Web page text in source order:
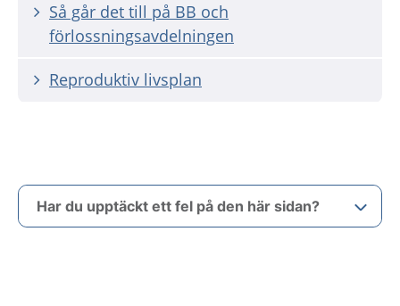
Så går det till på BB och
förlossningsavdelningen
Reproduktiv livsplan
Har du upptäckt ett fel på den här sidan?